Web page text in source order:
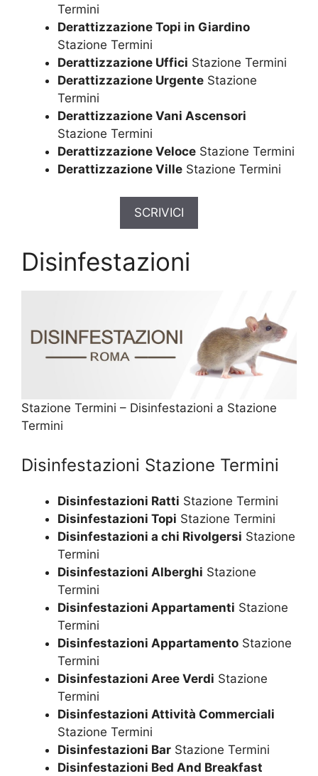
Termini
Derattizzazione Topi in Giardino
Stazione Termini
Derattizzazione Uffici Stazione Termini
Derattizzazione Urgente Stazione
Termini
Derattizzazione Vani Ascensori
Stazione Termini
Derattizzazione Veloce Stazione Termini
Derattizzazione Ville Stazione Termini
SCRIVICI
Disinfestazioni
Stazione Termini – Disinfestazioni a Stazione
Termini
Disinfestazioni Stazione Termini
Disinfestazioni Ratti Stazione Termini
Disinfestazioni Topi Stazione Termini
Disinfestazioni a chi Rivolgersi Stazione
Termini
Disinfestazioni Alberghi Stazione
Termini
Disinfestazioni Appartamenti Stazione
Termini
Disinfestazioni Appartamento Stazione
Termini
Disinfestazioni Aree Verdi Stazione
Termini
Disinfestazioni Attività Commerciali
Stazione Termini
Disinfestazioni Bar Stazione Termini
Disinfestazioni Bed And Breakfast